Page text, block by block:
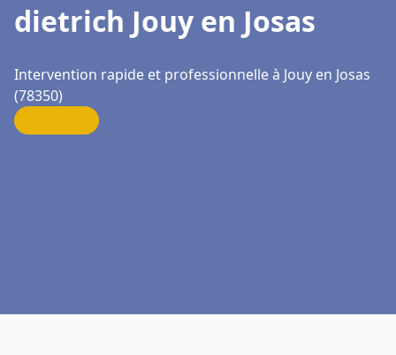
dietrich Jouy en Josas
Intervention rapide et professionnelle à Jouy en Josas
(78350)